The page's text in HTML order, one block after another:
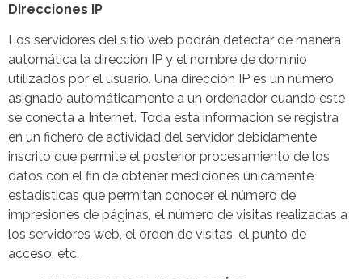
Direcciones IP
Los servidores del sitio web podrán detectar de manera
automática la dirección IP y el nombre de dominio
utilizados por el usuario. Una dirección IP es un número
asignado automáticamente a un ordenador cuando este
se conecta a Internet. Toda esta información se registra
en un fichero de actividad del servidor debidamente
inscrito que permite el posterior procesamiento de los
datos con el fin de obtener mediciones únicamente
estadísticas que permitan conocer el número de
impresiones de páginas, el número de visitas realizadas a
los servidores web, el orden de visitas, el punto de
acceso, etc.